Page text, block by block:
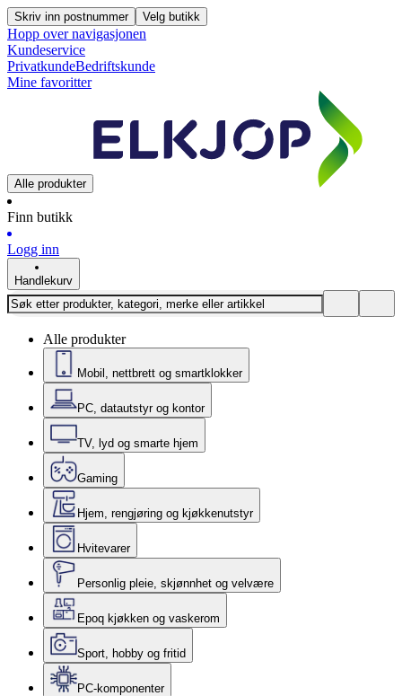
Skriv inn postnummer Velg butikk
Hopp over navigasjonen
Kundeservice
PrivatkundeBedriftskunde
Mine favoritter
Alle produkter
Finn butikk
Logg inn
Handlekurv
Alle produkter
Mobil, nettbrett og smartklokker
PC, datautstyr og kontor
TV, lyd og smarte hjem
Gaming
Hjem, rengjøring og kjøkkenutstyr
Hvitevarer
Personlig pleie, skjønnhet og velvære
Epoq kjøkken og vaskerom
Sport, hobby og fritid
PC-komponenter